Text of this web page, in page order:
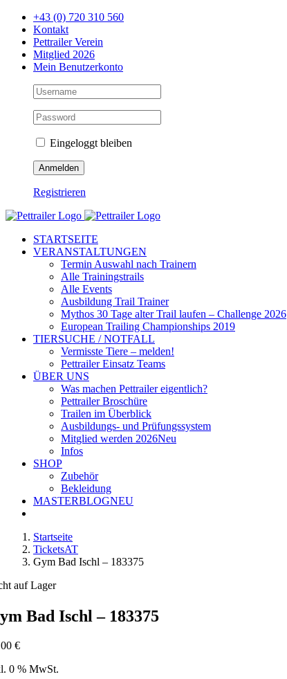
Zum
Inhalt
springen
+43 (0) 720 310 560
Kontakt
Pettrailer Verein
Mitglied 2026
Mein Benutzerkonto
Eingeloggt bleiben
Registrieren
Facebook
X
YouTube
Instagram
STARTSEITE
VERANSTALTUNGEN
Termin Auswahl nach Trainern
Alle Trainingstrails
Alle Events
Ausbildung Trail Trainer
Mythos 30 Tage alter Trail laufen – Challenge 2026
European Trailing Championships 2019
TIERSUCHE / NOTFALL
Vermisste Tiere – melden!
Pettrailer Einsatz Teams
ÜBER UNS
Was machen Pettrailer eigentlich?
Pettrailer Broschüre
Trailen im Überblick
Ausbildungs- und Prüfungssystem
Mitglied werden 2026Neu
Infos
SHOP
Zubehör
Bekleidung
MASTERBLOGNEU
Startseite
TicketsAT
Gym Bad Ischl – 183375
auf Lager
Bad Ischl – 183375
€
0 % MwSt.